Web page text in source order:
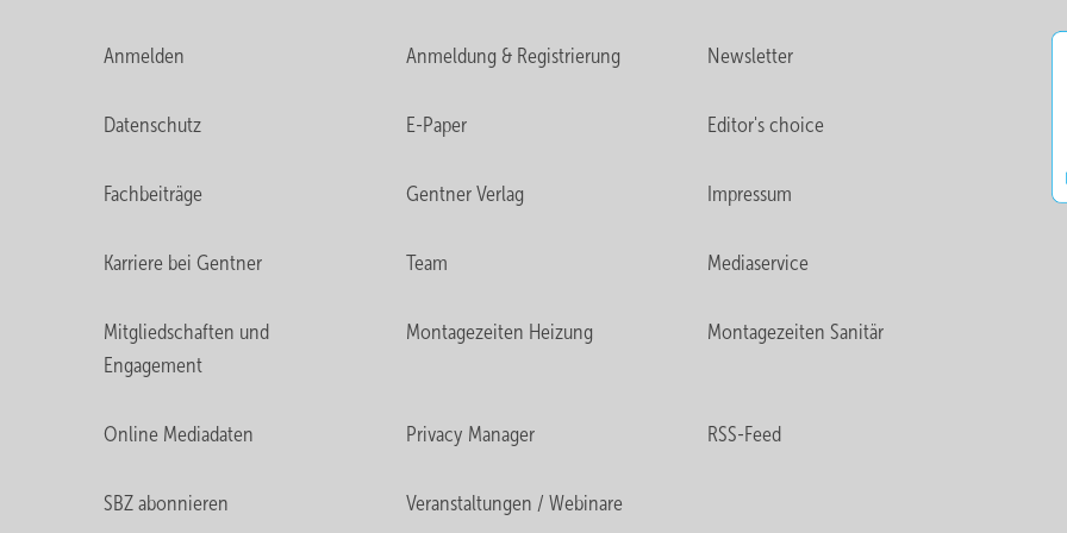
Anmelden Anmeldung & Registrierung Newsletter
Datenschutz E-Paper Editor's choice
Fachbeiträge Gentner Verlag Impressum
Karriere bei Gentner Team Mediaservice
Mitgliedschaften und
Engagement
Montagezeiten Heizung Montagezeiten Sanitär
Online Mediadaten Privacy Manager RSS-Feed
SBZ abonnieren Veranstaltungen / Webinare